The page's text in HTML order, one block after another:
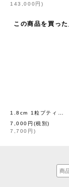
143,000 円 )
この商品を買っ
7,000 円 (税別)
7,700 円 )